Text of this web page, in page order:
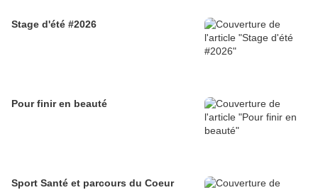
Stage d'été #2026
Pour finir en beauté
Sport Santé et parcours du Coeur